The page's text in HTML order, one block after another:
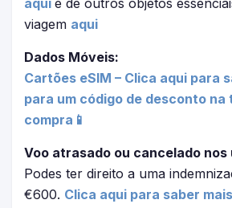
aqui e de outros objetos
viagem aqui
Dados Móveis:
Cartões eSIM – Clica aqui para
para um código de desconto na
compra📱
Voo atrasado ou cancelado nos
Podes ter direito a uma
€600. Clica aqui para saber